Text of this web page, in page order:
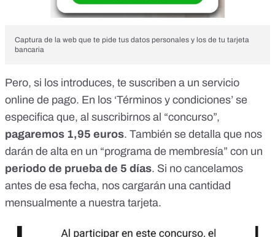
Captura de la web que te pide tus datos personales y los de tu tarjeta
bancaria
Pero, si los introduces, te suscriben a un servicio
online de pago. En los ‘Términos y condiciones’ se
especifica que, al suscribirnos al “concurso”,
pagaremos 1,95 euros. También se detalla que nos
darán de alta en un “programa de membresía” con un
periodo de prueba de 5 días. Si no cancelamos
antes de esa fecha, nos cargarán una cantidad
mensualmente a nuestra tarjeta.